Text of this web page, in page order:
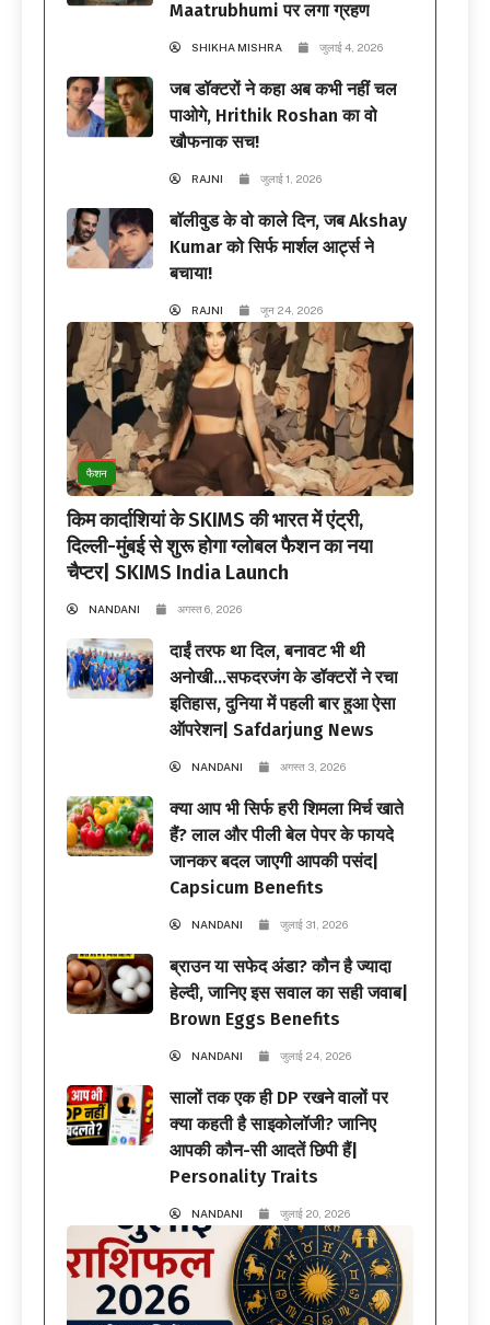
Maatrubhumi पर लगा ग्रहण
SHIKHA MISHRA जुलाई 4, 2026
जब डॉक्टरों ने कहा अब कभी नहीं चल
पाओगे, Hrithik Roshan का वो
खौफनाक सच!
RAJNI जुलाई 1, 2026
बॉलीवुड के वो काले दिन, जब Akshay
Kumar को सिर्फ मार्शल आर्ट्स ने
बचाया!
RAJNI जून 24, 2026
फैशन
किम कार्दाशियां के SKIMS की भारत में एंट्री,
दिल्ली-मुंबई से शुरू होगा ग्लोबल फैशन का नया
चैप्टर| SKIMS India Launch
NANDANI अगस्त 6, 2026
दाईं तरफ था दिल, बनावट भी थी
अनोखी…सफदरजंग के डॉक्टरों ने रचा
इतिहास, दुनिया में पहली बार हुआ ऐसा
ऑपरेशन| Safdarjung News
NANDANI अगस्त 3, 2026
क्या आप भी सिर्फ हरी शिमला मिर्च खाते
हैं? लाल और पीली बेल पेपर के फायदे
जानकर बदल जाएगी आपकी पसंद|
Capsicum Benefits
NANDANI जुलाई 31, 2026
ब्राउन या सफेद अंडा? कौन है ज्यादा
हेल्दी, जानिए इस सवाल का सही जवाब|
Brown Eggs Benefits
NANDANI जुलाई 24, 2026
सालों तक एक ही DP रखने वालों पर
क्या कहती है साइकोलॉजी? जानिए
आपकी कौन-सी आदतें छिपी हैं|
Personality Traits
NANDANI जुलाई 20, 2026